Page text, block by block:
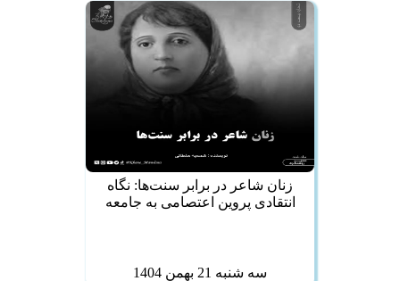
زنان شاعر در برابر سنت‌ها: نگاه
انتقادی پروین اعتصامی به جامعه
سه شنبه 21 بهمن 1404